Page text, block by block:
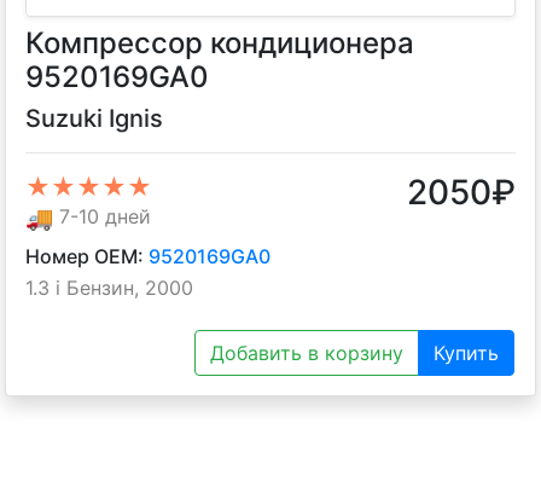
Компрессор кондиционера
9520169GA0
Suzuki Ignis
★★★★★
🚚 7-10 дней
2050₽
Номер OEM: 9520169GA0
1.3 i Бензин, 2000
Добавить в корзину Купить